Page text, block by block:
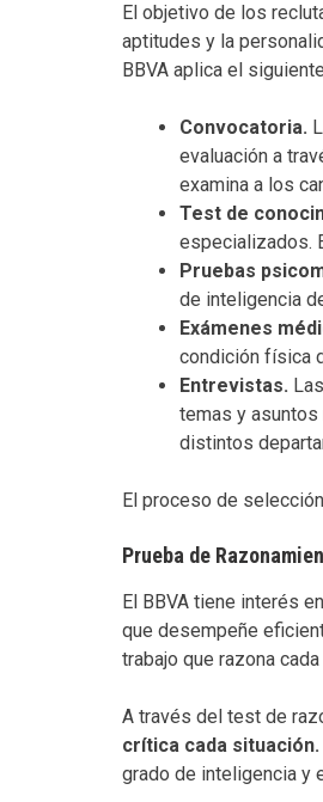
El objetivo de los
aptitudes y la
BBVA aplica el
Convocatoria.
evaluación a
examina a los
Test de
especializados.
Pruebas
de inteligencia
Exámenes
condición física
Entrevistas.
temas y
distintos
El proceso de
Prueba de
El BBVA tiene interés
que desempeñe
trabajo que razona
A través del test de
crítica cada situación.
grado de inteligencia y